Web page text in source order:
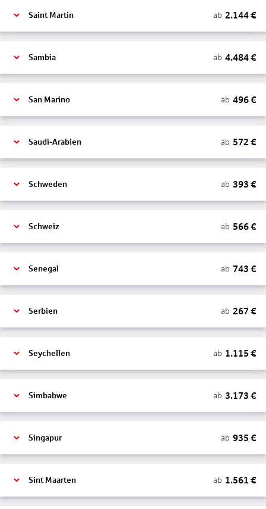
Saint Martin ab 2.144€
Sambia ab 4.484€
San Marino ab 496€
Saudi-Arabien ab 572 €
Schweden ab 393 €
Schweiz ab 566€
Senegal ab 743 €
Serbien ab 267 €
Seychellen ab 1.115 €
Simbabwe ab 3.173 €
Singapur ab 935 €
Sint Maarten ab 1.561 €